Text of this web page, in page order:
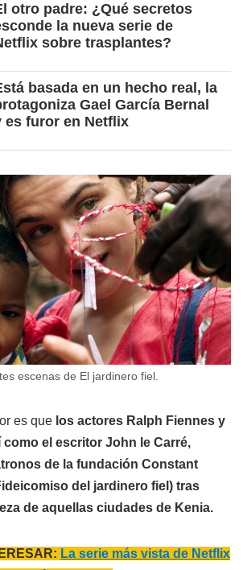
otro padre: ¿Qué secretos
la nueva serie de
sobre trasplantes?
basada en un hecho real, la
Gael García Bernal
es furor en Netflix
escenas de El jardinero fiel.
es que los actores Ralph Fiennes y
como el escritor John le Carré,
de la fundación Constant
del jardinero fiel) tras
de aquellas ciudades de Kenia.
La serie más vista de Netflix